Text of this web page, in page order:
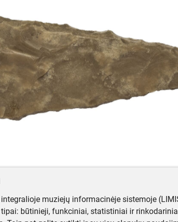
muziejų informacinėje sistemoje
būtinieji, funkciniai, statistiniai ir